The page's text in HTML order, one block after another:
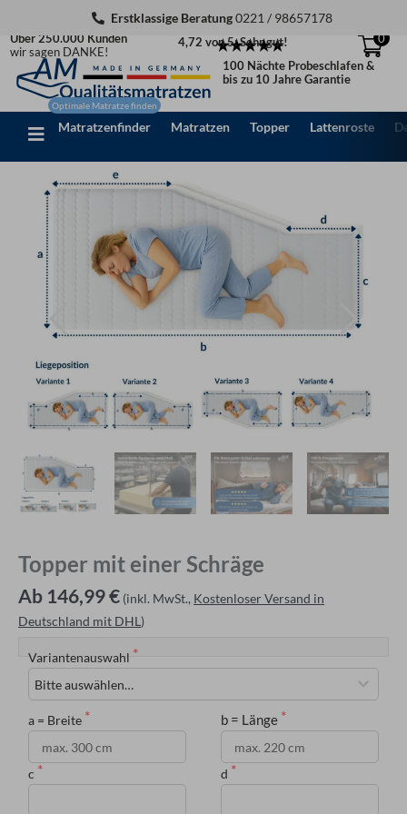
springen
Erstklassige Beratung0221 / 98657178
Über 250.000 Kunden
wir sagen DANKE!
4,72 von 5: Sehr gut!
0
100 Nächte Probeschlafen &
bis zu 10 Jahre Garantie
Matratzenfinder Matratzen Topper Lattenroste
Topper mit einer Schräge
Ab 146,99 € (inkl. MwSt., Kostenloser Versand in
Deutschland mit DHL )
Variantenauswahl
a = Breite b = Länge
c d